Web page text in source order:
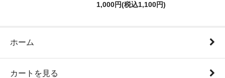
1,000円(税込1,100円)
ホーム
カートを見る